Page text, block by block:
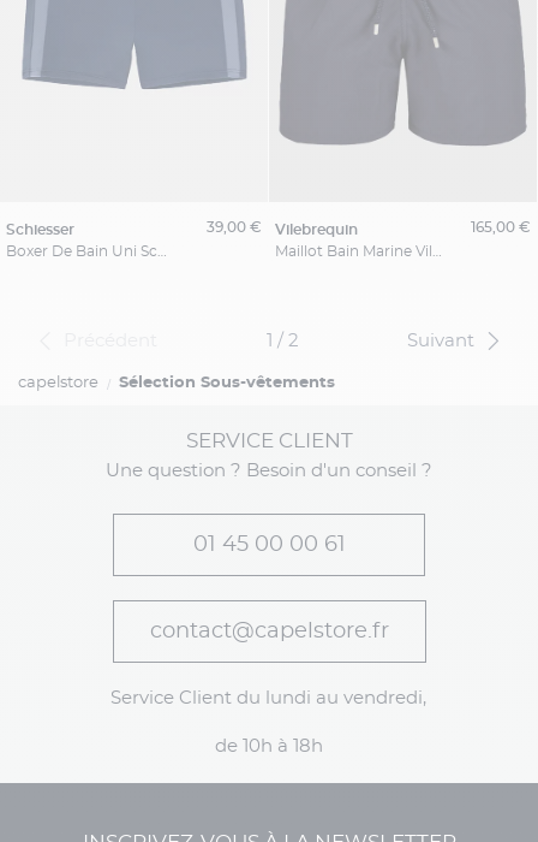
schiesser
39,00 €
vilebrequin
165,00 €
1 / 2 Suivant
capelstore Sélection Sous-vêtements
SERVICE CLIENT
Une question ? Besoin d'un conseil ?
01 45 00 00 61
contact@capelstore.fr
Service Client du lundi au vendredi,
de 10h à 18h